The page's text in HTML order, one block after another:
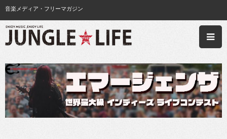
音楽メディア・フリーマガジン